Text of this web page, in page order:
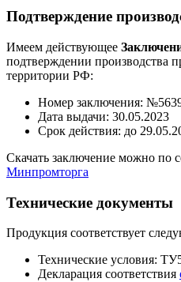
Подтверждение
Имеем действующее
подтверждении производства
территории РФ:
Номер заключения:
Дата выдачи: 30.05.2023
Срок действия: до
Скачать заключение можно по
Минпромторга
Технические документы
Продукция соответствует
Технические условия:
Декларация соответствия